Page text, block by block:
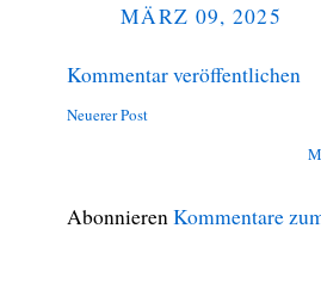
MÄRZ 09, 2025
Kommentar veröffentlichen
Neuerer Post
AbonnierenKommentare